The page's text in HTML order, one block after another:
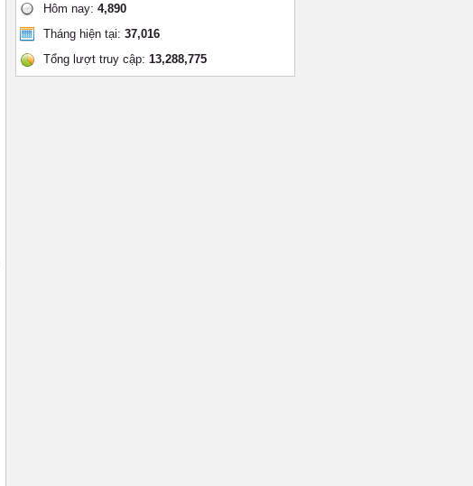
Hôm nay: 4,890
Tháng hiện tại: 37,016
Tổng lượt truy cập: 13,288,775